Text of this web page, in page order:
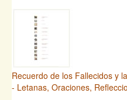
Recuerdo de los Fallecidos y
- Letanas, Oraciones,